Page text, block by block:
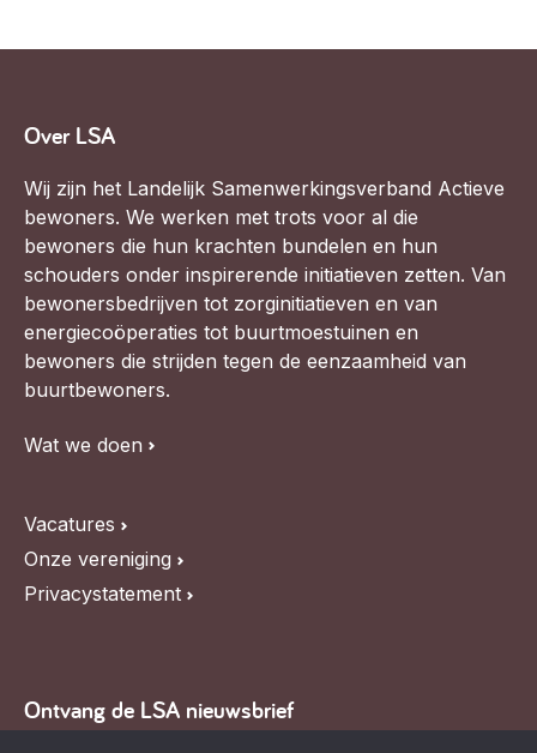
Over LSA
Wij zijn het Landelijk Samenwerkingsverband Actieve
bewoners. We werken met trots voor al die
bewoners die hun krachten bundelen en hun
schouders onder inspirerende initiatieven zetten. Van
bewonersbedrijven tot zorginitiatieven en van
energiecoöperaties tot buurtmoestuinen en
bewoners die strijden tegen de eenzaamheid van
buurtbewoners.
Wat we doen
Vacatures
Onze vereniging
Privacystatement
Ontvang de LSA nieuwsbrief